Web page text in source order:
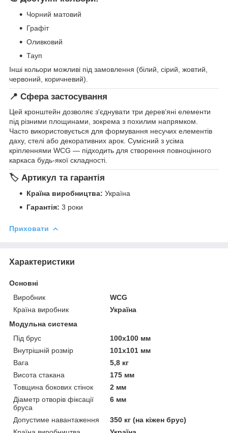
Чорний матовий
Графіт
Оливковий
Тауп
Інші кольори можливі під замовлення (білий, сірий, жовтий,
червоний, коричневий).
📍 Сфера застосування
Цей кронштейн дозволяє з'єднувати три дерев’яні елементи
під різними площинами, зокрема з похилим напрямком.
Часто використовується для формування несучих елементів
даху, стелі або декоративних арок. Сумісний з усіма
кріпленнями WCG — підходить для створення повноцінного
каркаса будь-якої складності.
🏷️ Артикул та гарантія
Країна виробництва: Україна
Гарантія: 3 роки
Приховати
Характеристики
Основні
Виробник
WCG
Країна виробник
Україна
Модульна система
Під брус
100х100 мм
Внутрішній розмір
101х101 мм
Вага
5,8 кг
Висота стакана
175 мм
Товщина бокових стінок
2 мм
Діаметр отворів фіксації
бруса
6 мм
Допустиме навантаження
350 кг (на кіжен брус)